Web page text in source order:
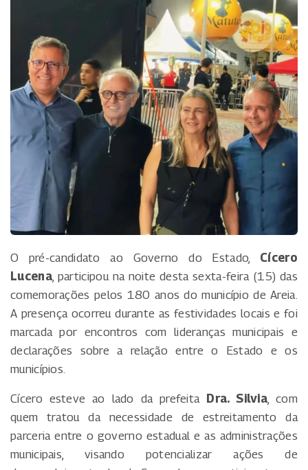
O pré-candidato ao Governo do Estado, Cícero
Lucena, participou na noite desta sexta-feira (15) das
comemorações pelos 180 anos do município de Areia.
A presença ocorreu durante as festividades locais e foi
marcada por encontros com lideranças municipais e
declarações sobre a relação entre o Estado e os
municípios.
Cícero esteve ao lado da prefeita Dra. Silvia, com
quem tratou da necessidade de estreitamento da
parceria entre o governo estadual e as administrações
municipais, visando potencializar ações de